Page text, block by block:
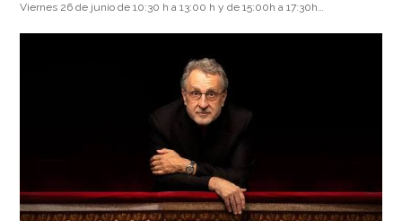
Viernes 26 de junio de 10:30 h a 13:00 h y de 15:00h a 17:30h…